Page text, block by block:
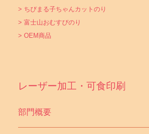
> ちびまる子ちゃんカットのり
> 富士山おむすびのり
> OEM商品
レーザー加工・可食印刷
部門概要